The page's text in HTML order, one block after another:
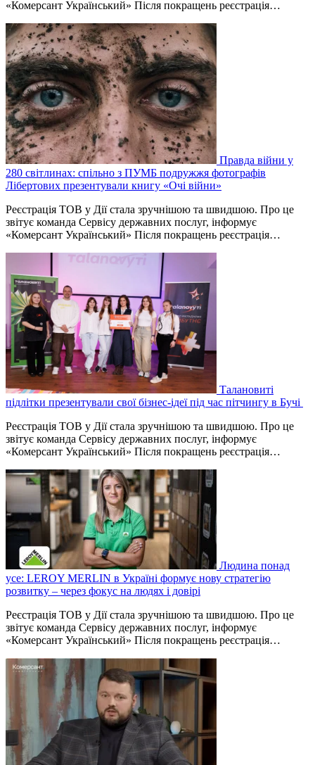
«Комерсант Український» Після покращень реєстрація…
Правда війни у
280 світлинах: спільно з ПУМБ подружжя фотографів
Лібертових презентували книгу «Очі війни»
Реєстрація ТОВ у Дії стала зручнішою та швидшою. Про це
звітує команда Сервісу державних послуг, інформує
«Комерсант Український» Після покращень реєстрація…
Талановиті
підлітки презентували свої бізнес-ідеї під час пітчингу в Бучі
Реєстрація ТОВ у Дії стала зручнішою та швидшою. Про це
звітує команда Сервісу державних послуг, інформує
«Комерсант Український» Після покращень реєстрація…
Людина понад
усе: LEROY MERLIN в Україні формує нову стратегію
розвитку – через фокус на людях і довірі
Реєстрація ТОВ у Дії стала зручнішою та швидшою. Про це
звітує команда Сервісу державних послуг, інформує
«Комерсант Український» Після покращень реєстрація…